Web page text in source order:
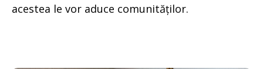
acestea le vor aduce comunităților.